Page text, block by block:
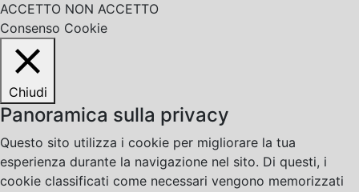
ACCETTO NON ACCETTO
Consenso Cookie
Chiudi
Panoramica sulla privacy
Questo sito utilizza i cookie per migliorare la tua
esperienza durante la navigazione nel sito. Di questi, i
cookie classificati come necessari vengono memorizzati